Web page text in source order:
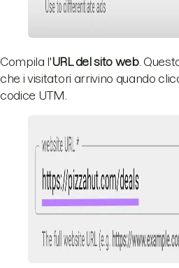
Compila l'URL del sito web.
che i visitatori arrivino quando
codice UTM.